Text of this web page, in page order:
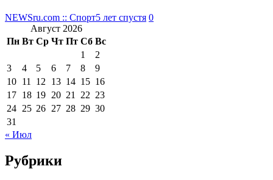
NEWSru.com :: Спорт5 лет спустя 0
Август 2026
Пн Вт Ср Чт Пт Сб Вс
1
2
3
4 5 6 7 8
9
10 11 12 13 14 15 16
17 18 19 20 21 22 23
24 25 26 27 28 29 30
31
« Июл
Рубрики